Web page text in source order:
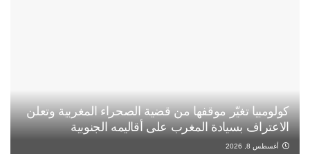
كولومبيا تغيّر موقفها من قضية الصحراء المغربية وتعلن
الاعتراف بسيادة المغرب على أقاليمه الجنوبية
أغسطس 8, 2026